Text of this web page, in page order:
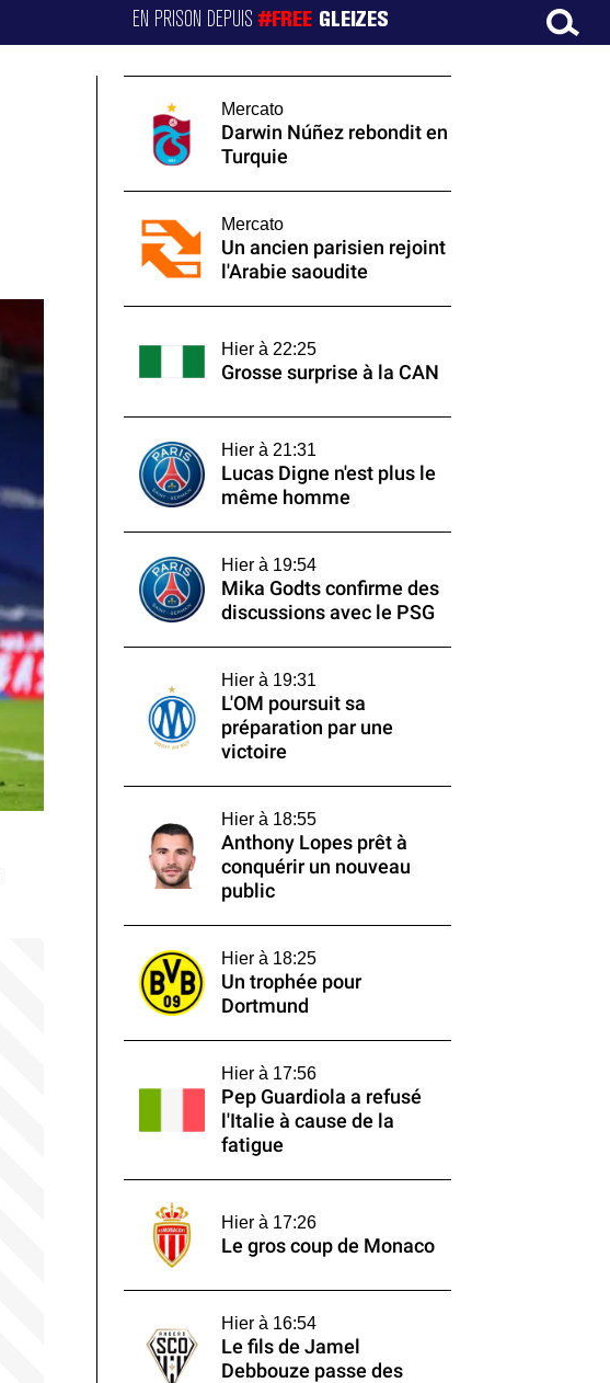
EN PRISON DEPUIS#FREE GLEIZES
Mercato
Darwin Núñez rebondit en
Turquie
Mercato
Un ancien parisien rejoint
l'Arabie saoudite
Hier à 22:25
Grosse surprise à la CAN
Hier à 21:31
Lucas Digne n'est plus le
même homme
Hier à 19:54
Mika Godts confirme des
discussions avec le PSG
Hier à 19:31
L'OM poursuit sa
préparation par une
victoire
Hier à 18:55
Anthony Lopes prêt à
conquérir un nouveau
public
Hier à 18:25
Un trophée pour
Dortmund
Hier à 17:56
Pep Guardiola a refusé
l'Italie à cause de la
fatigue
Hier à 17:26
Le gros coup de Monaco
Hier à 16:54
Le fils de Jamel
Debbouze passe des